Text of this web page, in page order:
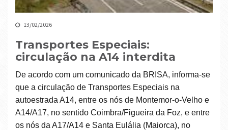
13/02/2026
Transportes Especiais:
circulação na A14 interdita
De acordo com um comunicado da BRISA, informa-se
que a circulação de Transportes Especiais na
autoestrada A14, entre os nós de Montemor-o-Velho e
A14/A17, no sentido Coimbra/Figueira da Foz, e entre
os nós da A17/A14 e Santa Eulália (Maiorca), no